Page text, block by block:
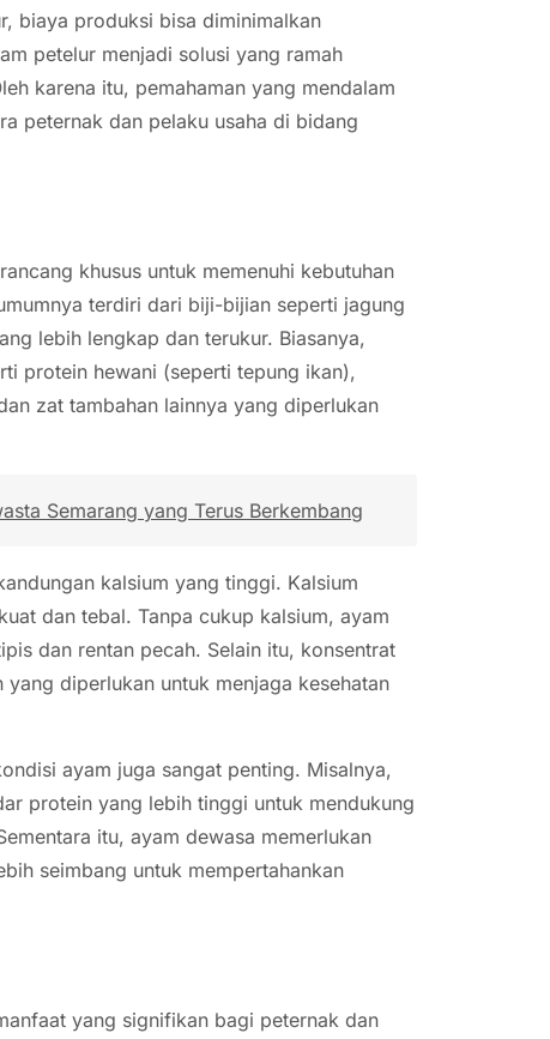
biaya produksi bisa diminimalkan
petelur menjadi solusi yang ramah
karena itu, pemahaman yang mendalam
peternak dan pelaku usaha di bidang
khusus untuk memenuhi kebutuhan
terdiri dari biji-bijian seperti jagung
lebih lengkap dan terukur. Biasanya,
protein hewani (seperti tepung ikan),
zat tambahan lainnya yang diperlukan
Semarang yang Terus Berkembang
kalsium yang tinggi. Kalsium
dan tebal. Tanpa cukup kalsium, ayam
dan rentan pecah. Selain itu, konsentrat
diperlukan untuk menjaga kesehatan
ayam juga sangat penting. Misalnya,
protein yang lebih tinggi untuk mendukung
itu, ayam dewasa memerlukan
seimbang untuk mempertahankan
yang signifikan bagi peternak dan